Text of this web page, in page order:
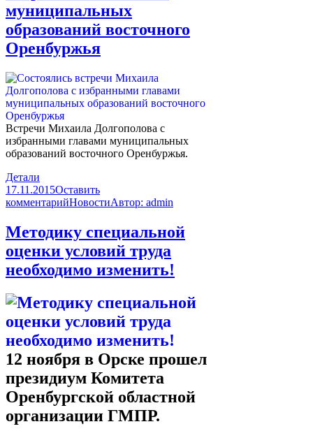
муниципальных
образований восточного
Оренбуржья
Встречи Михаила Долгополова с
избранными главами муниципальных
образований восточного Оренбуржья.
Детали
17.11.2015Оставить
комментарийНовостиАвтор: admin
Методику специальной
оценки условий труда
необходимо изменить!
12 ноября в Орске прошел
президиум Комитета
Оренбургской областной
организации ГМПР.